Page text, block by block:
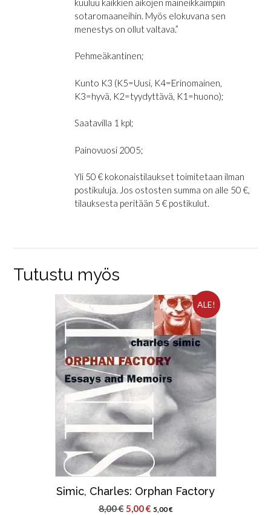
kuuluu kaikkien aikojen maineikkaimpiin
sotaromaaneihin. Myös elokuvana sen
menestys on ollut valtava.”
Pehmeäkantinen;
Kunto K3 (K5=Uusi, K4=Erinomainen,
K3=hyvä, K2=tyydyttävä, K1=huono);
Saatavilla 1 kpl;
Painovuosi 2005;
Yli 50 € kokonaistilaukset toimitetaan ilman
postikuluja. Jos ostosten summa on alle 50 €,
tilauksesta peritään 5 € postikulut.
Tutustu myös
ALE!
Simic, Charles: Orphan Factory
8,00€ Alkuperäinen
5,00€Nykyinen
5,00€